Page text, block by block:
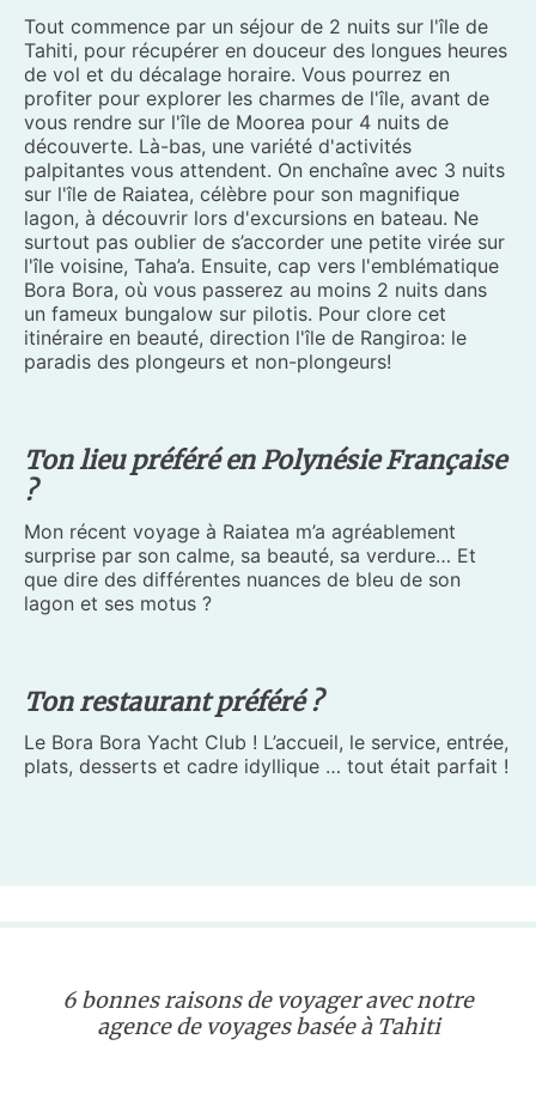
Tout commence par un séjour de 2 nuits sur l'île de
Tahiti, pour récupérer en douceur des longues heures
de vol et du décalage horaire. Vous pourrez en
profiter pour explorer les charmes de l'île, avant de
vous rendre sur l'île de Moorea pour 4 nuits de
découverte. Là-bas, une variété d'activités
palpitantes vous attendent. On enchaîne avec 3 nuits
sur l'île de Raiatea, célèbre pour son magnifique
lagon, à découvrir lors d'excursions en bateau. Ne
surtout pas oublier de s’accorder une petite virée sur
l'île voisine, Taha’a. Ensuite, cap vers l'emblématique
Bora Bora, où vous passerez au moins 2 nuits dans
un fameux bungalow sur pilotis. Pour clore cet
itinéraire en beauté, direction l'île de Rangiroa: le
paradis des plongeurs et non-plongeurs!
Ton lieu préféré en Polynésie Française
?
Mon récent voyage à Raiatea m’a agréablement
surprise par son calme, sa beauté, sa verdure… Et
que dire des différentes nuances de bleu de son
lagon et ses motus ?
Ton restaurant préféré ?
Le Bora Bora Yacht Club ! L’accueil, le service, entrée,
plats, desserts et cadre idyllique … tout était parfait !
6 bonnes raisons de voyager avec notre
agence de voyages basée à Tahiti